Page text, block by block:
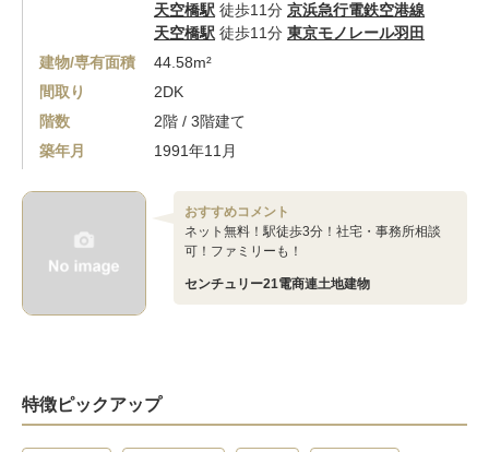
天空橋駅 徒歩11分 京浜急行電鉄空港線
天空橋駅 徒歩11分 東京モノレール羽田
建物/専有面積
44.58m²
間取り
2DK
階数
2階 / 3階建て
築年月
1991年11月
おすすめコメント
ネット無料！駅徒歩3分！社宅・事務所相談
可！ファミリーも！
センチュリー21電商連土地建物
特徴ピックアップ